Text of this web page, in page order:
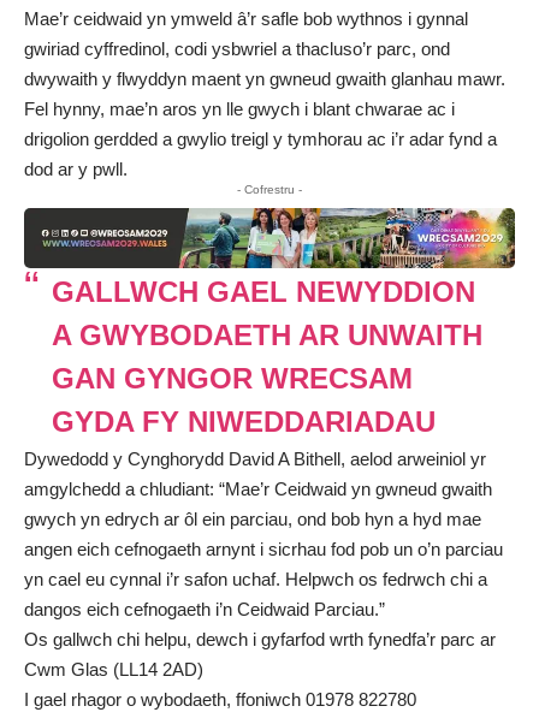
Mae’r ceidwaid yn ymweld â’r safle bob wythnos i gynnal
gwiriad cyffredinol, codi ysbwriel a thacluso’r parc, ond
dwywaith y flwyddyn maent yn gwneud gwaith glanhau mawr.
Fel hynny, mae’n aros yn lle gwych i blant chwarae ac i
drigolion gerdded a gwylio treigl y tymhorau ac i’r adar fynd a
dod ar y pwll.
- Cofrestru -
GALLWCH GAEL NEWYDDION
A GWYBODAETH AR UNWAITH
GAN GYNGOR WRECSAM
GYDA FY NIWEDDARIADAU
Dywedodd y Cynghorydd David A Bithell, aelod arweiniol yr
amgylchedd a chludiant: “Mae’r Ceidwaid yn gwneud gwaith
gwych yn edrych ar ôl ein parciau, ond bob hyn a hyd mae
angen eich cefnogaeth arnynt i sicrhau fod pob un o’n parciau
yn cael eu cynnal i’r safon uchaf. Helpwch os fedrwch chi a
dangos eich cefnogaeth i’n Ceidwaid Parciau.”
Os gallwch chi helpu, dewch i gyfarfod wrth fynedfa’r parc ar
Cwm Glas (LL14 2AD)
I gael rhagor o wybodaeth, ffoniwch 01978 822780